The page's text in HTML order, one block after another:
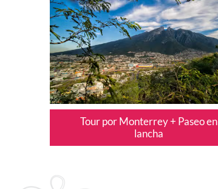
Tour por Monterrey + Paseo en
lancha